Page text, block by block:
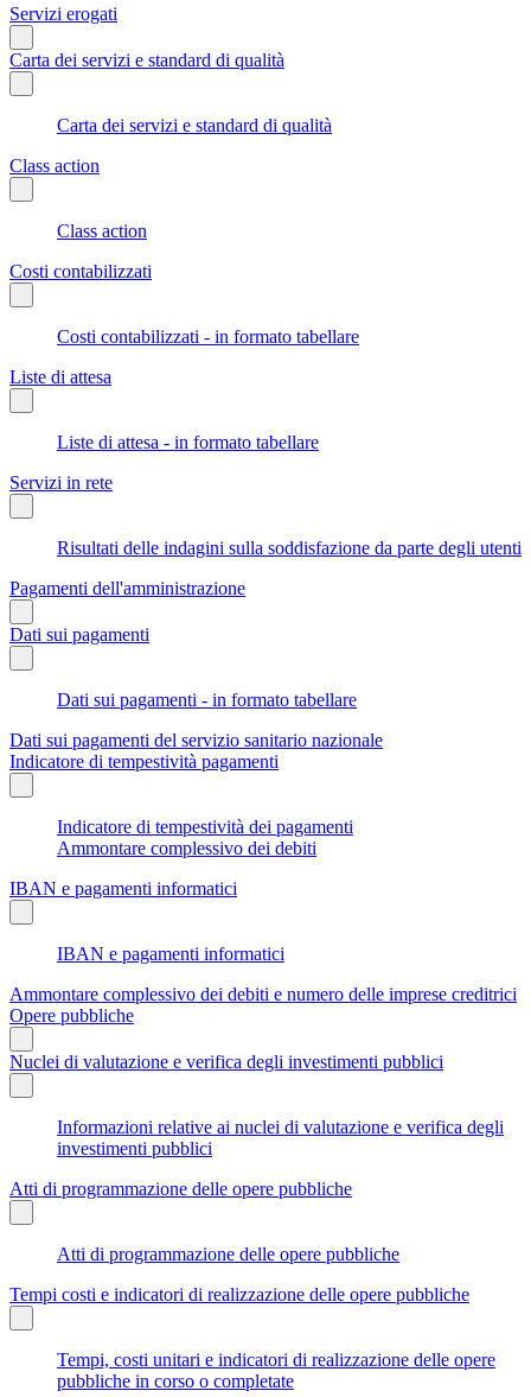
Servizi erogati
Carta dei servizi e standard di qualità
Carta dei servizi e standard di qualità
Class action
Class action
Costi contabilizzati
Costi contabilizzati - in formato tabellare
Liste di attesa
Liste di attesa - in formato tabellare
Servizi in rete
Risultati delle indagini sulla soddisfazione da parte degli utenti
Pagamenti dell'amministrazione
Dati sui pagamenti
Dati sui pagamenti - in formato tabellare
Dati sui pagamenti del servizio sanitario nazionale
Indicatore di tempestività pagamenti
Indicatore di tempestività dei pagamenti
Ammontare complessivo dei debiti
IBAN e pagamenti informatici
IBAN e pagamenti informatici
Ammontare complessivo dei debiti e numero delle imprese creditrici
Opere pubbliche
Nuclei di valutazione e verifica degli investimenti pubblici
Informazioni relative ai nuclei di valutazione e verifica degli
investimenti pubblici
Atti di programmazione delle opere pubbliche
Atti di programmazione delle opere pubbliche
Tempi costi e indicatori di realizzazione delle opere pubbliche
Tempi, costi unitari e indicatori di realizzazione delle opere
pubbliche in corso o completate